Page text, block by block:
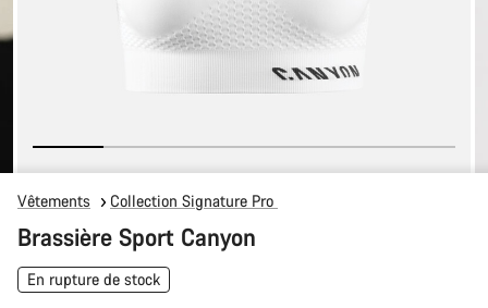
Vêtements Collection Signature Pro
Brassière Sport Canyon
En rupture de stock